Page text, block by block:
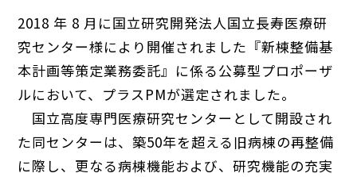
2018 年 8 月に国立研究開発法人国立長寿医療研
究センター様により開催されました『新棟整備基
本計画等策定業務委託』に係る公募型プロポーザ
ルにおいて、プラスPMが選定されました。
国立高度専門医療研究センターとして開設され
た同センターは、築50年を超える旧病棟の再整備
に際し、更なる病棟機能および、研究機能の充実